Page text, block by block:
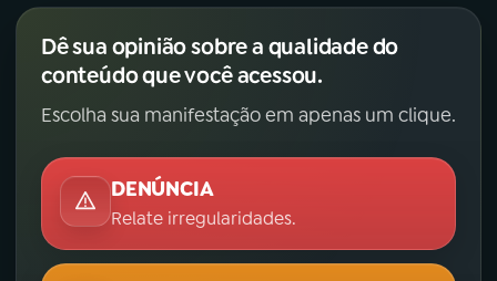
Dê sua opinião sobre a qualidade do
conteúdo que você acessou.
Escolha sua manifestação em apenas um clique.
DENÚNCIA
Relate irregularidades.